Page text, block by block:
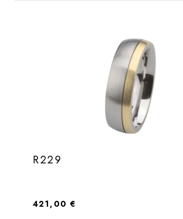
R229
Regulärer Preis:
421,00 €